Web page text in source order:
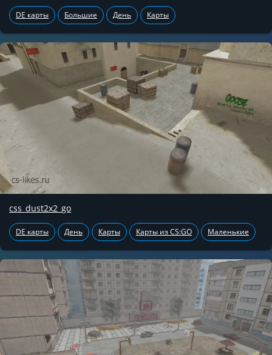
DE карты Большие День Карты
css_dust2x2_go
DE карты День Карты Карты из CS:GO Маленькие